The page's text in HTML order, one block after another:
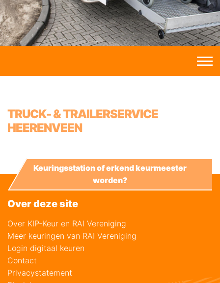
TRUCK- & TRAILERSERVICE
HEERENVEEN
Over deze site
Over KIP-Keur en RAI Vereniging
Meer keuringen van RAI Vereniging
Login digitaal keuren
Contact
Privacystatement
Keuringsstation of erkend keurmeester
worden?